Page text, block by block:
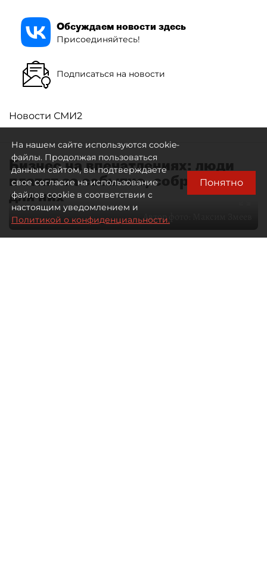
Обсуждаем новости здесь
Присоединяйтесь!
Подписаться на новости
Новости СМИ2
Бизнес на впечатлениях: люди
платят за событие, собранное
для них
Автор фото:
На нашем сайте используются cookie-
файлы. Продолжая пользоваться
данным сайтом, вы подтверждаете
свое согласие на использование
файлов cookie в соответствии с
настоящим уведомлением и
Политикой о конфиденциальности.
Понятно